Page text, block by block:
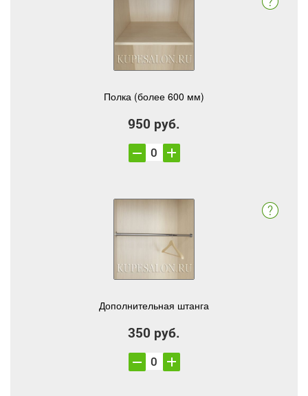
Полка (более 600 мм)
950 руб.
Дополнительная штанга
350 руб.